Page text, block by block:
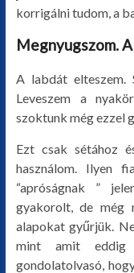
korrigálni tudom, a
Megnyugszom.
A labdát elteszem.
Leveszem a
szoktunk még ezzel
Ezt csak sétához
használom. Ilyen
“apróságnak ”
gyakorolt, de még
alapokat gyűrjük.
mint amit
gondolatolvasó,